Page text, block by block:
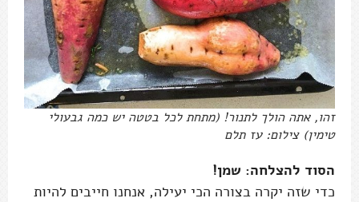
זהו, אתה הולך לתנור! (מתחת לכל בטטה יש כמה גבעולי
טימין) צילום: עז תלם
הסוד להצלחה: שמן!
כדי שזה יקרה בצורה הכי יעילה, אנחנו חייבים להיות